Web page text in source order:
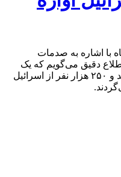
با اشاره به صدمات
دقیق می‌گویم که یک
میلیون جمعیت صهیونیست آواره شدند و ۲۵۰ هزار نفر از اسرائیل